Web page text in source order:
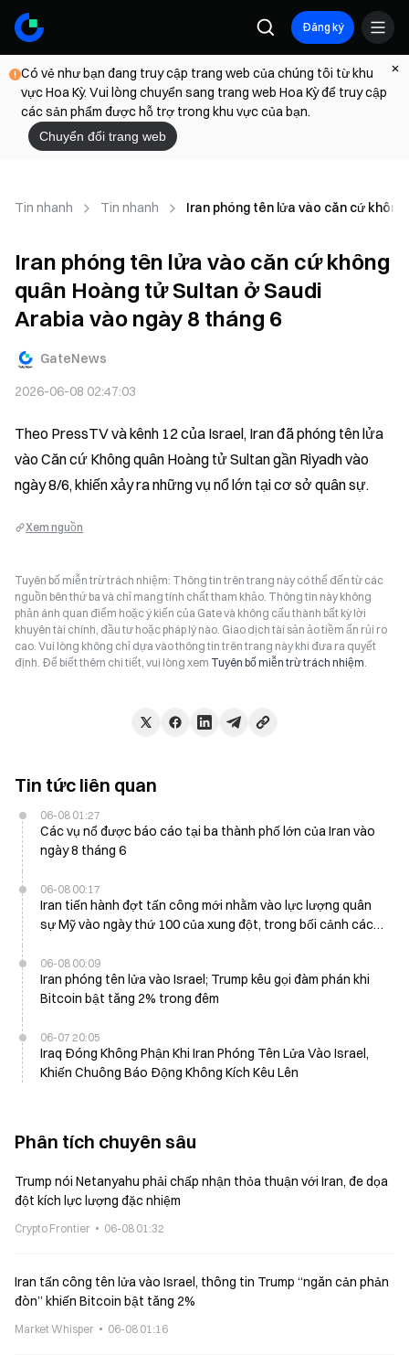
Đăng ký
Có vẻ như bạn đang truy cập trang web của chúng tôi từ khu
vực Hoa Kỳ. Vui lòng chuyển sang trang web Hoa Kỳ để truy cập
các sản phẩm được hỗ trợ trong khu vực của bạn.
Chuyển đổi trang web
Tin nhanh Tin nhanh Iran phóng tên lửa vào căn cứ
Iran phóng tên lửa vào căn cứ không
quân Hoàng tử Sultan ở Saudi
Arabia vào ngày 8 tháng 6
GateNews
2026-06-08 02:47:03
Theo PressTV và kênh 12 của Israel, Iran đã phóng tên lửa
vào Căn cứ Không quân Hoàng tử Sultan gần Riyadh vào
ngày 8/6, khiến xảy ra những vụ nổ lớn tại cơ sở quân sự.
Xem nguồn
Tuyên bố miễn trừ trách nhiệm: Thông tin trên trang này có thể đến từ các
nguồn bên thứ ba và chỉ mang tính chất tham khảo. Thông tin này không
phản ánh quan điểm hoặc ý kiến của Gate và không cấu thành bất kỳ lời
khuyên tài chính, đầu tư hoặc pháp lý nào. Giao dịch tài sản ảo tiềm ẩn rủi ro
cao. Vui lòng không chỉ dựa vào thông tin trên trang này khi đưa ra quyết
định. Để biết thêm chi tiết, vui lòng xem Tuyên bố miễn trừ trách nhiệm.
Tin tức liên quan
06-08 01:27
Các vụ nổ được báo cáo tại ba thành phố lớn của Iran vào
ngày 8 tháng 6
06-08 00:17
Iran tiến hành đợt tấn công mới nhằm vào lực lượng quân
sự Mỹ vào ngày thứ 100 của xung đột, trong bối cảnh các
06-08 00:09
Iran phóng tên lửa vào Israel; Trump kêu gọi đàm phán khi
Bitcoin bật tăng 2% trong đêm
06-07 20:05
Iraq Đóng Không Phận Khi Iran Phóng Tên Lửa Vào Israel,
Khiến Chuông Báo Động Không Kích Kêu Lên
Phân tích chuyên sâu
Trump nói Netanyahu phải chấp nhận thỏa thuận với Iran, đe dọa
đột kích lực lượng đặc nhiệm
Crypto Frontier 06-08 01:32
Iran tấn công tên lửa vào Israel, thông tin Trump “ngăn cản phản
đòn” khiến Bitcoin bật tăng 2%
Market Whisper 06-08 01:16